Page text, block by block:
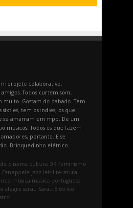
projeto colaborativo,
Todos curtem som,
muito. Gostam do babado. Tem
tem os indies, os que
se amarram em mpb. De um
músicos. Todos os que fazem
portanto. E se
Brinquedinho elétrico.
cinema cultura DR feminismo
Caneppele jazz leis literatura
música música portuguesa
alegre sarau Sarau Elétrico